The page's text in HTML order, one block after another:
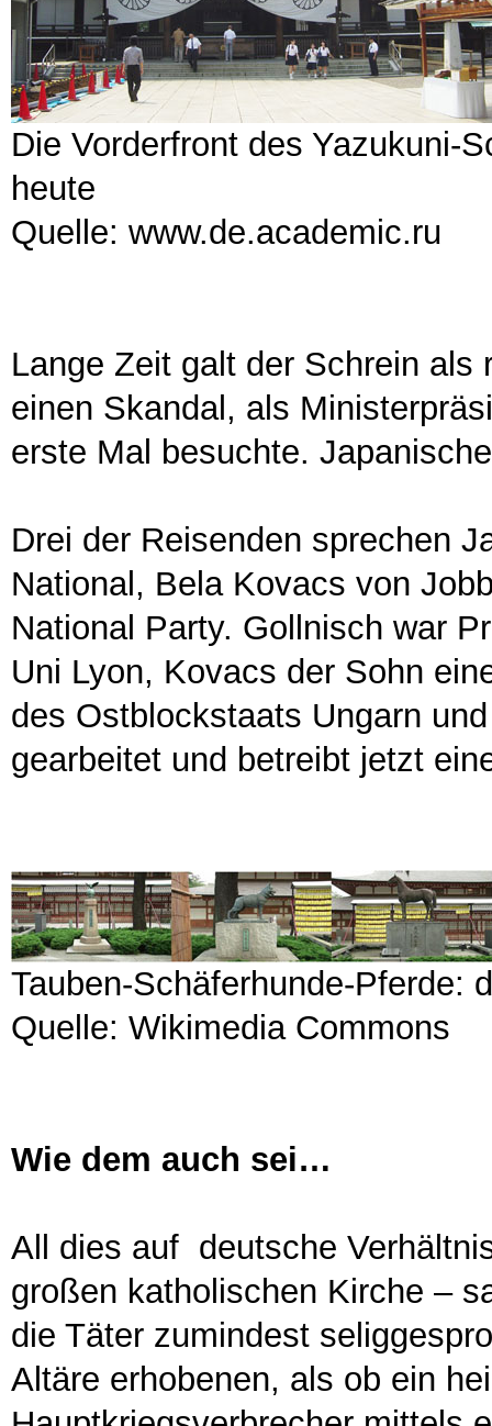
Die Vorderfront des Yazukuni-
heute
Quelle: www.de.academic.ru
Lange Zeit galt der Schrein
einen Skandal, als
erste Mal besuchte.
Drei der Reisenden sprechen
National, Bela Kovacs von
National Party. Gollnisch war
Uni Lyon, Kovacs der Sohn
des Ostblockstaats Ungarn
gearbeitet und betreibt jetzt
Tauben-Schäferhunde-Pferde:
Quelle: Wikimedia Commons
Wie dem auch sei…
All dies auf deutsche
großen katholischen Kirche –
die Täter zumindest
Altäre erhobenen, als ob ein